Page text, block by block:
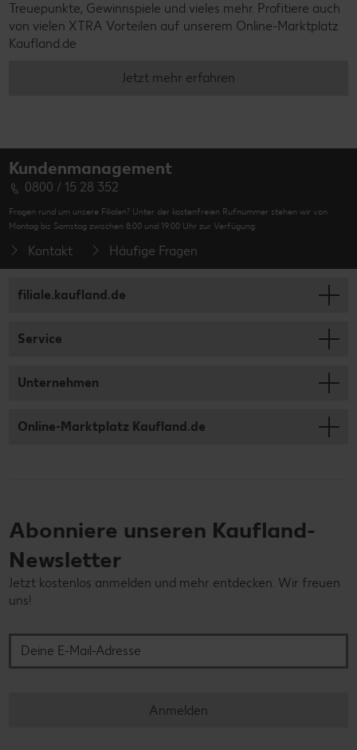
Treuepunkte, Gewinnspiele und vieles mehr. Profitiere auch
von vielen XTRA Vorteilen auf unserem Online-Marktplatz
Kaufland.de
Jetzt mehr erfahren
Kundenmanagement
0800 / 15 28 352
Fragen rund um unsere Filialen? Unter der kostenfreien Rufnummer stehen wir von
Montag bis Samstag zwischen 8:00 und 19:00 Uhr zur Verfügung.
Kontakt Häufige Fragen
filiale.kaufland.de
Service
Unternehmen
Online-Marktplatz Kaufland.de
Abonniere unseren Kaufland-
Newsletter
Jetzt kostenlos anmelden und mehr entdecken. Wir freuen
uns!
Anmelden